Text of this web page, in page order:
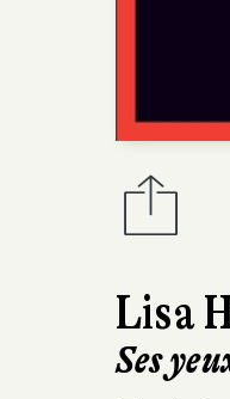
Lisa
Ses